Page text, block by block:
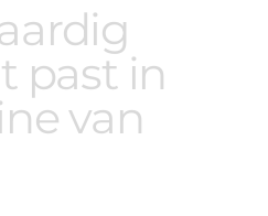
past in
van